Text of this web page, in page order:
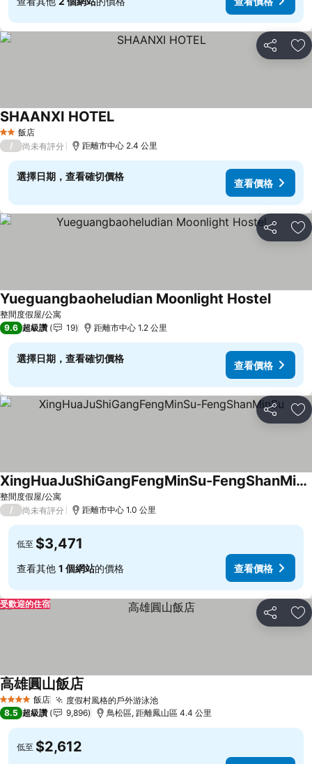
分享 加
2 星級飯店
SHAANXI HOTEL查看價格
/ 尚未有評分 距離市中心 2.4 公里
選擇日期，查看確切價格
查看價格
分享 加
整間度假屋/公寓
Yueguangbaoheludian Moonlight Hostel查看價
9.6 超級讚 19 距離市中心 1.2 公里
選擇日期，查看確切價格
查看價格
分享 加
整間度假屋/公寓
XingHuaJuShiGangFengMinSu-FengShanMinSu
查看價格
/ 尚未有評分 距離市中心 1.0 公里
低至 $3,471
查看其他 1 個網站的價格 查看價格
分享 加
受歡迎的住宿
4 星級 飯店 度假村風格的戶外游泳池查看價格
高雄圓山飯店
8.5 超級讚 9,896 鳥松區, 距離鳳山區 4.4 公里
低至 $2,612